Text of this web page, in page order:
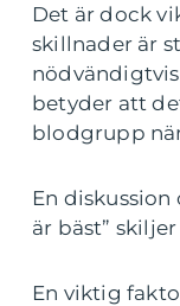
Det är dock
skillnader är
betyder att
blodgrupp
En
är bäst”
En viktig